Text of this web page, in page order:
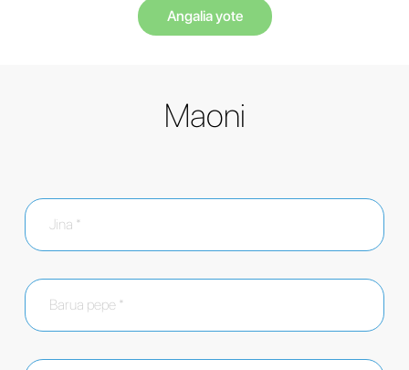
Angalia yote
Maoni